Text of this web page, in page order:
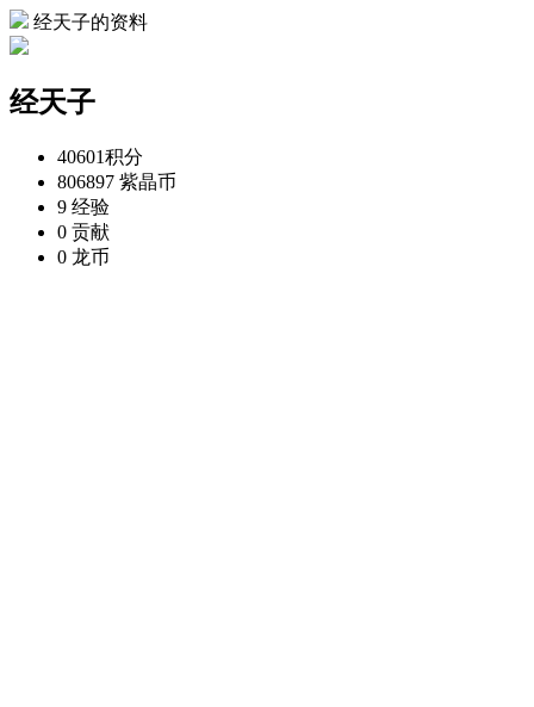
经天子的资料
经天子
40601积分
806897 紫晶币
9 经验
0 贡献
0 龙币